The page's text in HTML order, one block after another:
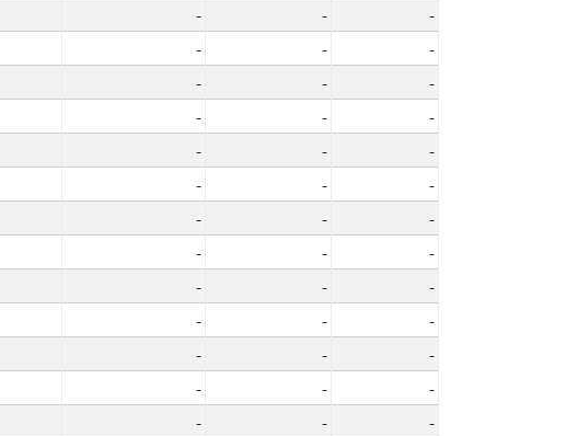
- -
-
- -
-
- -
-
- -
-
- -
-
- -
-
- -
-
- -
-
- -
-
- -
-
- -
-
- -
-
- -
-